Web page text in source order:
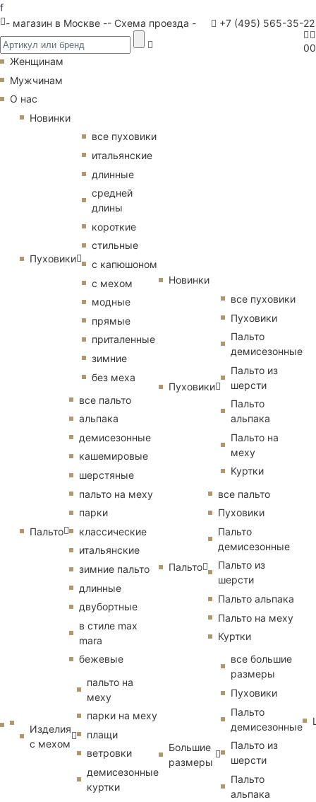
f
- магазин в Москве -- Схема проезда - +7 (495) 565-35-22
00
Женщинам
Мужчинам
О нас
Новинки
Пуховики
все пуховики
итальянские
длинные
средней
длины
короткие
стильные
с капюшоном
с мехом
модные
прямые
приталенные
зимние
без меха
Пальто
все пальто
альпака
демисезонные
кашемировые
шерстяные
пальто на меху
парки
классические
итальянские
зимние пальто
длинные
двубортные
в стиле max
mara
бежевые
Изделия
с мехом
пальто на
меху
парки на меху
плащи
ветровки
демисезонные
куртки
Новинки
Пуховики
все пуховики
Пуховики
Пальто
демисезонные
Пальто из
шерсти
Пальто
альпака
Пальто на
меху
Куртки
Пальто
все пальто
Пуховики
Пальто
демисезонные
Пальто из
шерсти
Пальто альпака
Пальто на меху
Куртки
Большие
размеры
все большие
размеры
Пуховики
Пальто
демисезонные
Пальто из
шерсти
Пальто
альпака